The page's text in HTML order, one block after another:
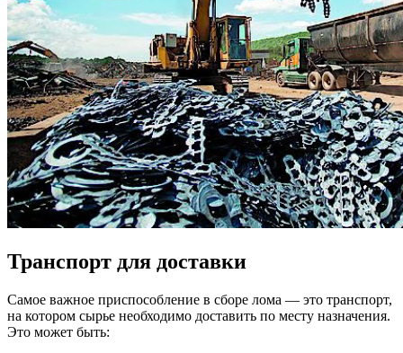
Транспорт для доставки
Самое важное приспособление в сборе лома — это транспорт,
на котором сырье необходимо доставить по месту назначения.
Это может быть: